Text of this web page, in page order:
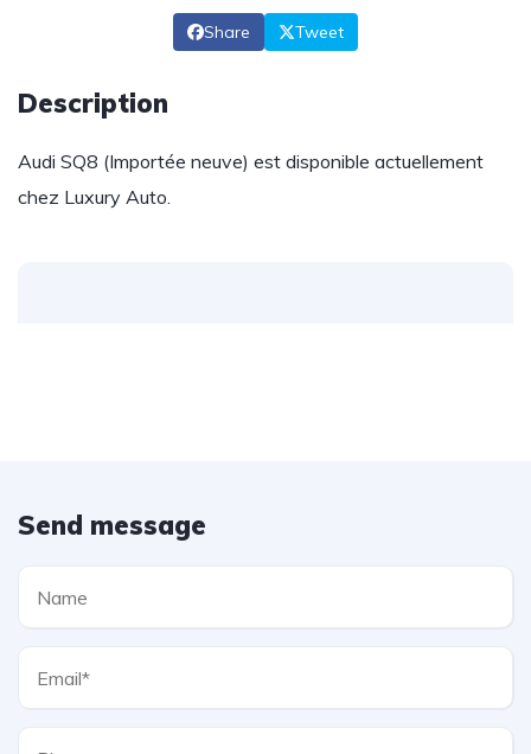
Share Tweet
Description
Audi SQ8 (Importée neuve) est disponible actuellement
chez Luxury Auto.
Send message